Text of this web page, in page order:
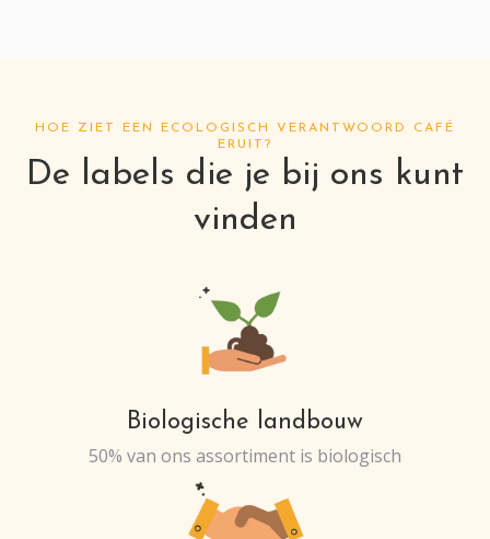
HOE ZIET EEN ECOLOGISCH VERANTWOORD CAFÉ
ERUIT?
De labels die je bij ons kunt
vinden
Biologische landbouw
50% van ons assortiment is biologisch